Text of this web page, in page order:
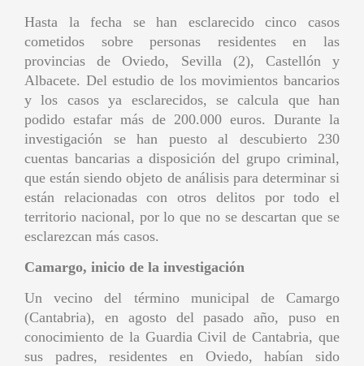
Hasta la fecha se han esclarecido cinco casos
cometidos sobre personas residentes en las
provincias de Oviedo, Sevilla (2), Castellón y
Albacete. Del estudio de los movimientos bancarios
y los casos ya esclarecidos, se calcula que han
podido estafar más de 200.000 euros. Durante la
investigación se han puesto al descubierto 230
cuentas bancarias a disposición del grupo criminal,
que están siendo objeto de análisis para determinar si
están relacionadas con otros delitos por todo el
territorio nacional, por lo que no se descartan que se
esclarezcan más casos.
Camargo, inicio de la investigación
Un vecino del término municipal de Camargo
(Cantabria), en agosto del pasado año, puso en
conocimiento de la Guardia Civil de Cantabria, que
sus padres, residentes en Oviedo, habían sido